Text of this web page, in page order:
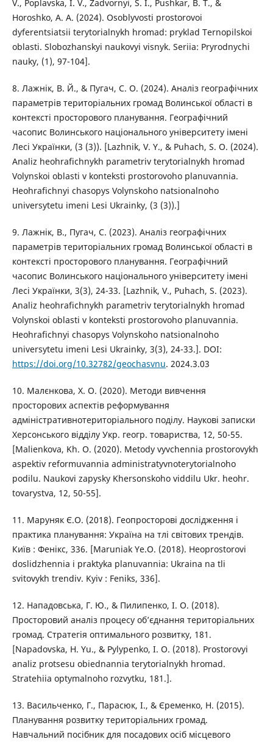
V., Poplavska, I. V., Zadvornyi, S. I., Pushkar, B. T., &
Horoshko, A. A. (2024). Osoblyvosti prostorovoi
dyferentsiatsii terytorialnykh hromad: pryklad Ternopilskoi
oblasti. Slobozhanskyi naukovyi visnyk. Seriia: Pryrodnychi
nauky, (1), 97-104].
8. Лажнік, В. Й., & Пугач, С. О. (2024). Аналіз географічних
параметрів територіальних громад Волинської області в
контексті просторового планування. Географічний
часопис Волинського національного університету імені
Лесі Українки, (3 (3)). [Lazhnik, V. Y., & Puhach, S. O. (2024).
Analiz heohrafichnykh parametriv terytorialnykh hromad
Volynskoi oblasti v konteksti prostorovoho planuvannia.
Heohrafichnyi chasopys Volynskoho natsionalnoho
universytetu imeni Lesi Ukrainky, (3 (3)).]
9. Лажнік, В., Пугач, С. (2023). Аналіз географічних
параметрів територіальних громад Волинської області в
контексті просторового планування. Географічний
часопис Волинського національного університету імені
Лесі Українки, 3(3), 24-33. [Lazhnik, V., Puhach, S. (2023).
Analiz heohrafichnykh parametriv terytorialnykh hromad
Volynskoi oblasti v konteksti prostorovoho planuvannia.
Heohrafichnyi chasopys Volynskoho natsionalnoho
universytetu imeni Lesi Ukrainky, 3(3), 24-33.]. DOI:
https://doi.org/10.32782/geochasvnu. 2024.3.03
10. Малєнкова, Х. О. (2020). Методи вивчення
просторових аспектів реформування
адміністративнотериторіального поділу. Наукові записки
Херсонського відділу Укр. геогр. товариства, 12, 50-55.
[Malienkova, Kh. O. (2020). Metody vyvchennia prostorovykh
aspektiv reformuvannia administratyvnoterytorialnoho
podilu. Naukovi zapysky Khersonskoho viddilu Ukr. heohr.
tovarystva, 12, 50-55].
11. Маруняк Є.О. (2018). Геопросторові дослідження і
практика планування: Україна на тлі світових трендів.
Київ : Фенікс, 336. [Maruniak Ye.O. (2018). Heoprostorovi
doslidzhennia i praktyka planuvannia: Ukraina na tli
svitovykh trendiv. Kyiv : Feniks, 336].
12. Нападовська, Г. Ю., & Пилипенко, І. О. (2018).
Просторовий аналіз процесу об’єднання територіальних
громад. Стратегія оптимального розвитку, 181.
[Napadovska, H. Yu., & Pylypenko, I. O. (2018). Prostorovyi
analiz protsesu obiednannia terytorialnykh hromad.
Stratehiia optymalnoho rozvytku, 181.].
13. Васильченко, Г., Парасюк, І., & Єременко, Н. (2015).
Планування розвитку територіальних громад.
Навчальний посібник для посадових осіб місцевого